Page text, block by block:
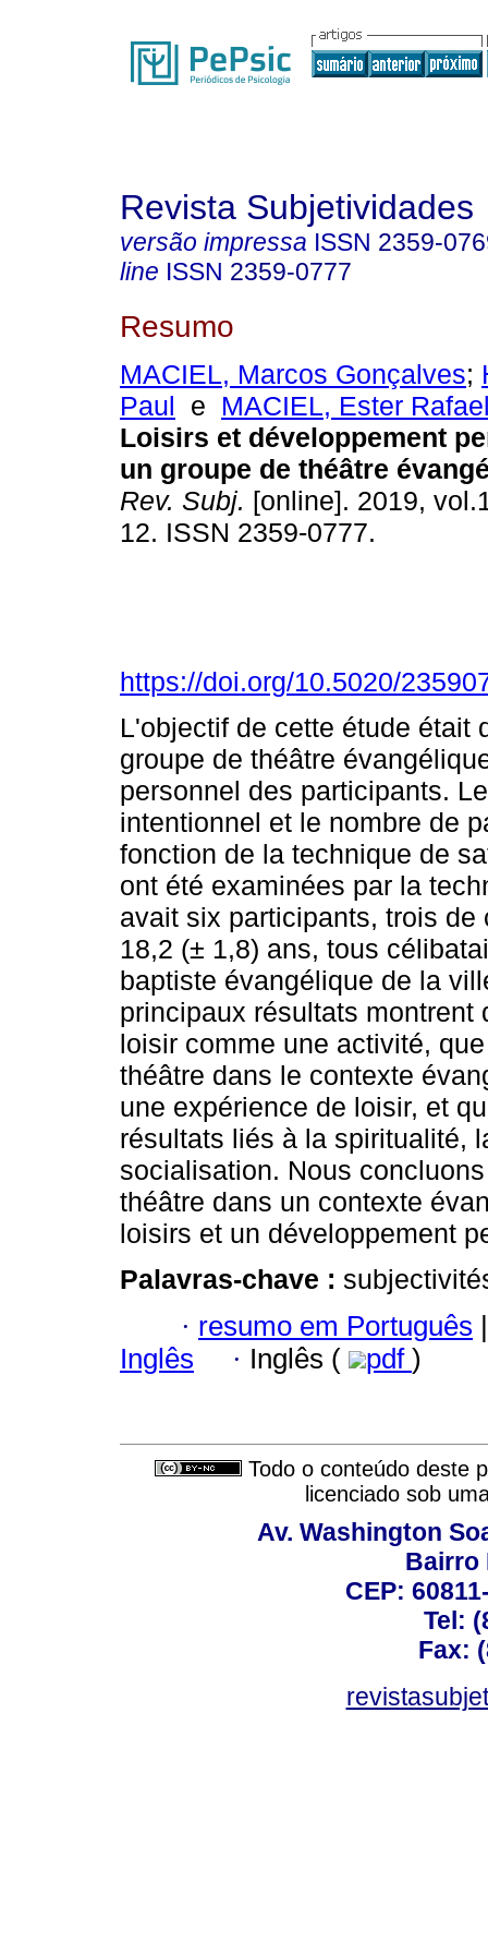
Revista Subjetividades
versão impressa ISSN 2359-
line ISSN 2359-0777
Resumo
MACIEL, Marcos Gonçalves;
Paul e MACIEL, Ester
Loisirs et développement
un groupe de théâtre
Rev. Subj. [online]. 2019,
12. ISSN 2359-0777.
https://doi.org/10.5020/
L'objectif de cette étude était
groupe de théâtre
personnel des participants.
intentionnel et le nombre de
fonction de la technique de
ont été examinées par la
avait six participants, trois
18,2 (± 1,8) ans, tous
baptiste évangélique de la
principaux résultats
loisir comme une activité,
théâtre dans le contexte
une expérience de loisir, et
résultats liés à la spiritualité,
socialisation. Nous
théâtre dans un contexte
loisirs et un développement
Palavras-chave :
· resumo em Português |
Inglês
· Inglês ( pdf )
Todo o conteúdo deste
licenciado sob
Av. Washington
Bairro
CEP:
Tel:
Fax: